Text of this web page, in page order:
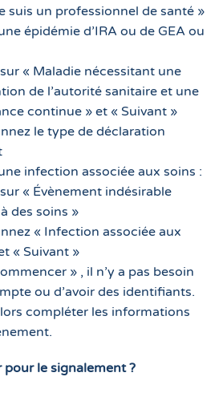
suis un professionnel de santé »
épidémie d’IRA ou de GEA ou
« Maladie nécessitant une
de l’autorité sanitaire et une
continue » et « Suivant »
le type de déclaration
infection associée aux soins :
« Évènement indésirable
des soins »
« Infection associée aux
« Suivant »
» , il n’y a pas besoin
ou d’avoir des identifiants.
compléter les informations
pour le signalement ?